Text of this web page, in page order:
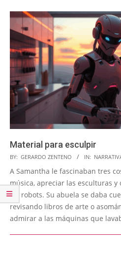
Material para esculpir
2026-
04-
29
BY: GERARDO ZENTENO IN:
A Samantha le fascinaban tres
música, apreciar las esculturas y
los robots. Su abuela se daba
revisando libros de arte o
admirar a las máquinas que